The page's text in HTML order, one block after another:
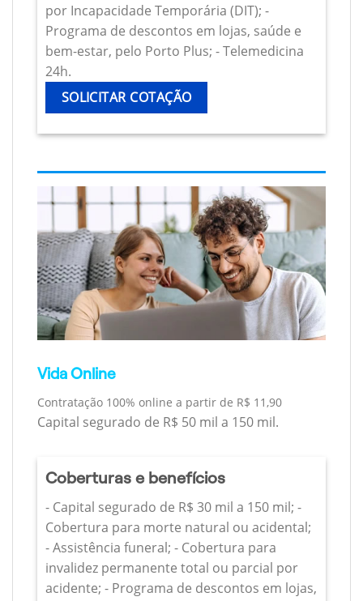
por Incapacidade Temporária (DIT); -
Programa de descontos em lojas, saúde e
bem-estar, pelo Porto Plus; - Telemedicina
24h.
SOLICITAR COTAÇÃO
Vida Online
Contratação 100% online a partir de R$ 11,90
Capital segurado de R$ 50 mil a 150 mil.
Coberturas e benefícios
- Capital segurado de R$ 30 mil a 150 mil; -
Cobertura para morte natural ou acidental;
- Assistência funeral; - Cobertura para
invalidez permanente total ou parcial por
acidente; - Programa de descontos em lojas,